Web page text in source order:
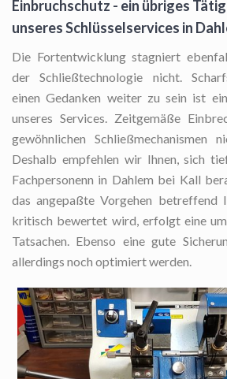
Einbruchschutz - ein übriges
unseres Schlüsselservices in
Die Fortentwicklung stagniert
der Schließtechnologie nicht.
einen Gedanken weiter zu sein ist
unseres Services. Zeitgemäße
gewöhnlichen Schließmechanismen
Deshalb empfehlen wir Ihnen, sich
Fachpersonenn in Dahlem bei Kall
das angepaßte Vorgehen betreffend
kritisch bewertet wird, erfolgt eine
Tatsachen. Ebenso eine gute
allerdings noch optimiert werden.